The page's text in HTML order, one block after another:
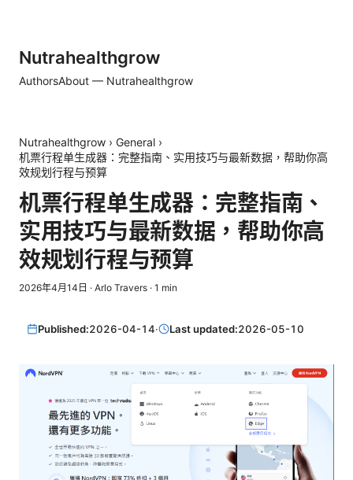
Nutrahealthgrow
AuthorsAbout — Nutrahealthgrow
Nutrahealthgrow › General ›
机票行程单生成器：完整指南、实用技巧与最新数据，帮助你高
效规划行程与预算
机票行程单生成器：完整指南、
实用技巧与最新数据，帮助你高
效规划行程与预算
2026年4月14日 · Arlo Travers · 1 min
Published:2026-04-14· Last updated:2026-05-10